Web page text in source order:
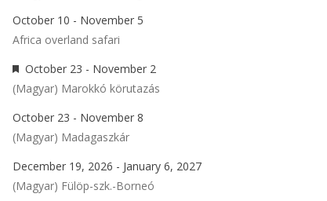
October 10 - November 5
Africa overland safari
Featured
October 23 - November 2
(Magyar) Marokkó körutazás
October 23 - November 8
(Magyar) Madagaszkár
December 19, 2026 - January 6, 2027
(Magyar) Fülöp-szk.-Borneó